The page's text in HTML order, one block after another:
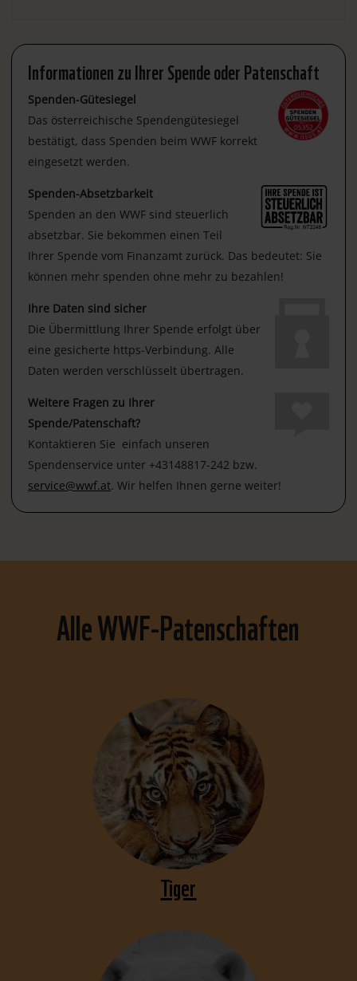
Informationen zu Ihrer Spende oder Patenschaft
Spenden-Gütesiegel
Das österreichische Spendengütesiegel
bestätigt, dass Spenden beim WWF korrekt
eingesetzt werden.
Spenden-Absetzbarkeit
Spenden an den WWF sind steuerlich
absetzbar. Sie bekommen einen Teil
Ihrer Spende vom Finanzamt zurück. Das bedeutet: Sie
können mehr spenden ohne mehr zu bezahlen!
Ihre Daten sind sicher
Die Übermittlung Ihrer Spende erfolgt über
eine gesicherte https-Verbindung. Alle
Daten werden verschlüsselt übertragen.
Weitere Fragen zu Ihrer
Spende/Patenschaft?
Kontaktieren Sie einfach unseren
Spendenservice unter +43148817-242 bzw.
service@wwf.at. Wir helfen Ihnen gerne weiter!
Alle WWF-Patenschaften
Tiger